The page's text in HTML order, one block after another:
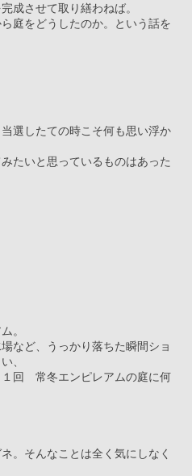
成させて取り繕わねば。
庭をどうしたのか。という話を
選したての時こそ何も思い浮か
たいと思っているものはあった
。
など、うっかり落ちた瞬間ショ
、
回　常冬エンピレアムの庭に何
。そんなことは全く気にしなく